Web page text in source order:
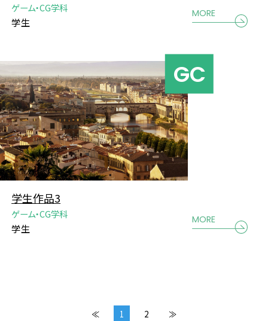
ゲーム・CG学科
学生
MORE
学生作品3
ゲーム・CG学科
学生
MORE
≪ 1 2 ≫